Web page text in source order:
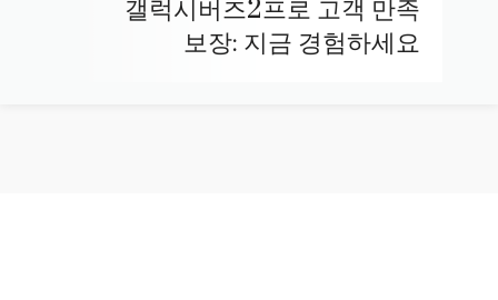
갤럭시버즈2프로 고객 만족
보장: 지금 경험하세요